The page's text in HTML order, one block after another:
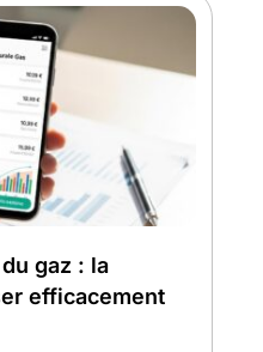
gaz : la
efficacement